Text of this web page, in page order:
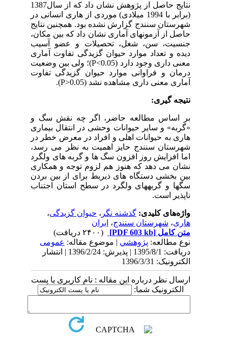
نتایج حاصل از پژوهش نشان داد که از سال1387
(برابر با 1994 میلادی) موردی از هاری انسانی در
شهرستان سنندج گزارش نشده بود. همچنین نتایج
حاصل از آزمون­های آماری نشان داد که بین مکان،
جنسیت، سن، شغل، تحصیلات و عضو آسیب
دیده و تعداد موارد حیوان گزیدگی تفاوت آماری
معنی داری وجود دارد (P<0.05 )؛ ولی بین وضعیت
درمان و فراوانی موارد حیوان گزیدگی تفاوت
آماری معنی داری مشاهده نشد (P>0.05
).
نتیجه گیری:
بر اساس مطالعه حاضر، اگر چه نقش سگ و
«گربه» و سایر حیوانات وحشی در انتقال بیماری
هاری به حیوانات اهلی و افراد در معرض خطر در
شهرستان سنندج حایز اهمیت به نظر می رسد،
اما افزایش روز افزون سگ ها و گربه های ولگرد
نشان می دهد که هنوز هم لزوم توجه و همکاری
بین بخشی دستگاه های ذیربط برای از بین بردن
سگ­ها و گربه­های ولگرد در سطح استان اجتناب
ناپذیر است.
واژه‌های کلیدی:گذشته نگر،حیوان گزیدگی،
شهرستان سنندج،ایران
[PDF 603 kb]
(۲۴۰۰ دریافت)
نوع مطالعه:پژوهشي| موضوع مقاله:عمومى
دریافت: 1395/8/1 | پذیرش: 1396/2/24 | انتشار
الکترونیک: 1396/3/31
ارسال نظر درباره این مقاله : نام کاربری یا پست
الکترونیک شما: